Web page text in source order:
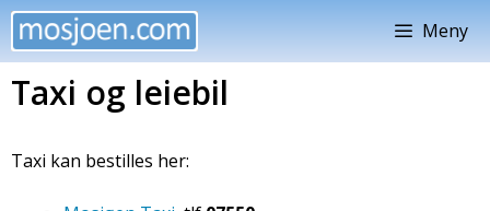
Hopp
innhold
Meny
Taxi og leiebil
Taxi kan bestilles her: